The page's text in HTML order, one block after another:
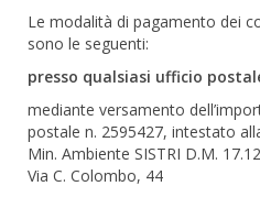
Le modalità di pagamento dei
sono le seguenti:
presso qualsiasi ufficio
mediante versamento
postale n. 2595427, intestato
Min. Ambiente SISTRI D.M.
Via C. Colombo, 44